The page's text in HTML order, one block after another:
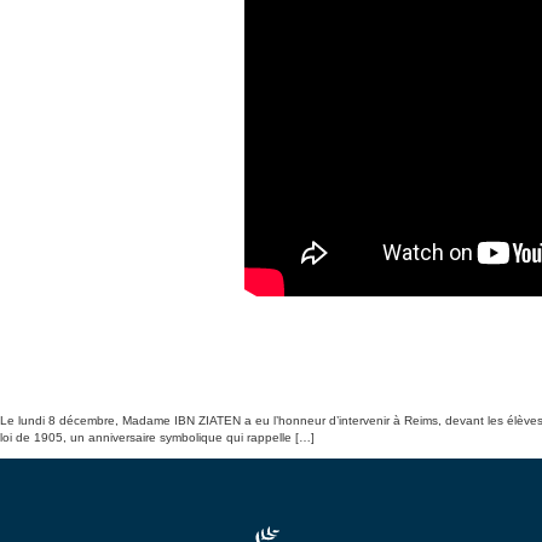
Le lundi 8 décembre, Madame IBN ZIATEN a eu l’honneur d’intervenir à Reims, devant les
loi de 1905, un anniversaire symbolique qui rappelle […]